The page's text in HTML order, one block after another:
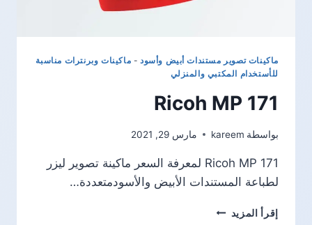
ماكينات تصوير مستندات أبيض وأسود - ماكينات وبرنترات مناسبة
للأستخدام المكتبي والمنزلي
Ricoh MP 171
بواسطة kareem مارس 29, 2021
Ricoh MP 171 لمعرفة السعر ماكينة تصوير ليزر
لطباعة المستندات الأبيض والأسودمتعددة…
إقرأ المزيد RICOH